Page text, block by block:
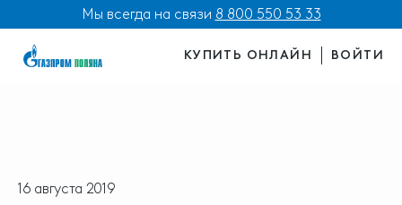
Мы всегда на связи 8 800 550 53 33
КУПИТЬ ОНЛАЙН ВОЙТИ
16 августа 2019